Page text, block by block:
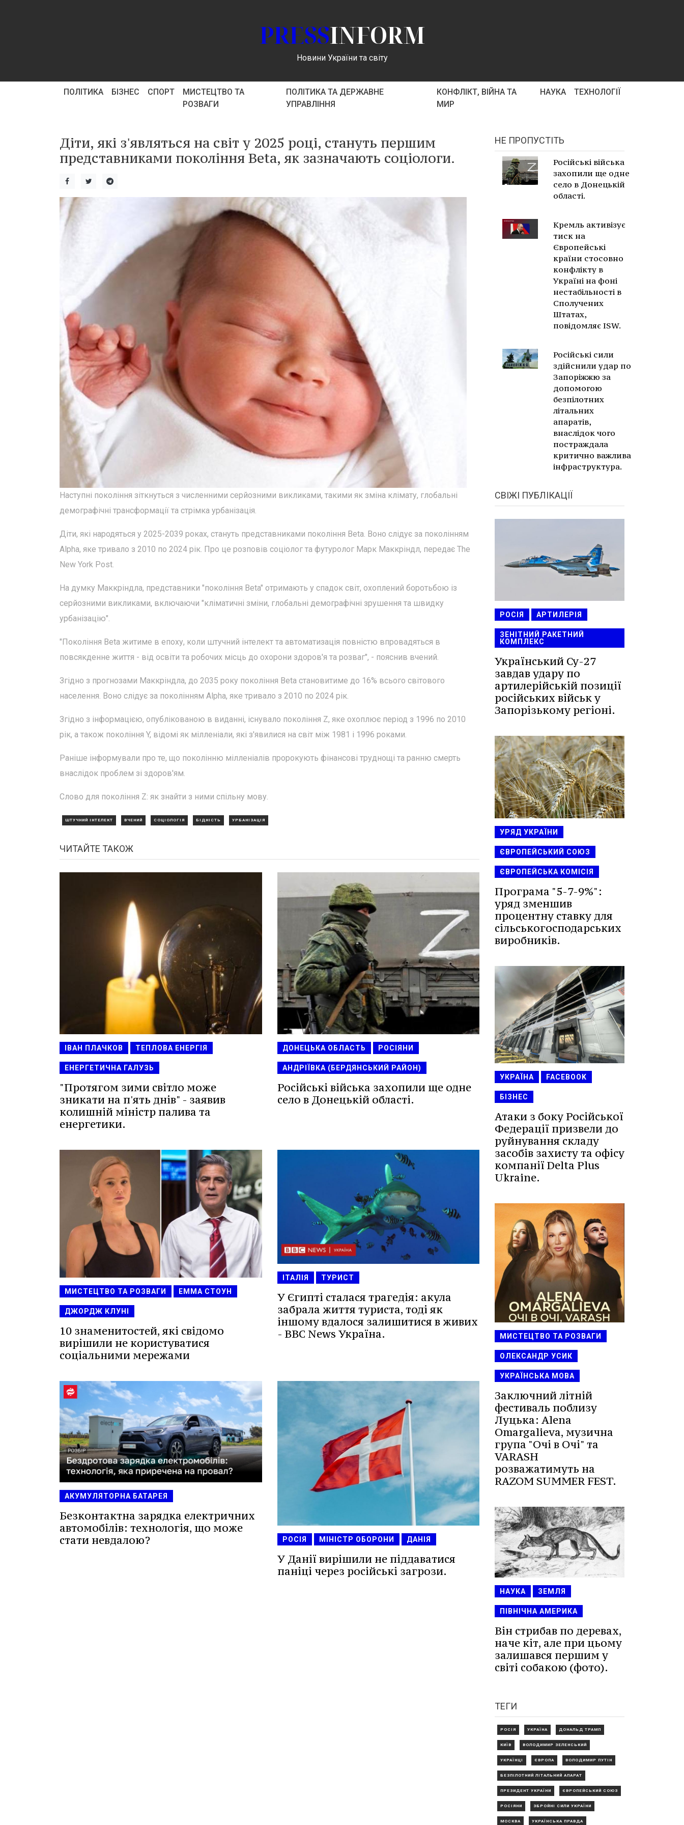
PRESSINFORM
Новини України та світу
ПОЛІТИКА БІЗНЕС СПОРТ
МИСТЕЦТВО ТА
РОЗВАГИ
ПОЛІТИКА ТА ДЕРЖАВНЕ
УПРАВЛІННЯ
КОНФЛІКТ, ВІЙНА ТА
МИР
НАУКА ТЕХНОЛОГІЇ
Діти, які з'являться на світ у 2025 році, стануть першим
представниками покоління Beta, як зазначають соціологи.
Наступні покоління зіткнуться з численними серйозними викликами, такими як зміна клімату, глобальні
демографічні трансформації та стрімка урбанізація.
Діти, які народяться у 2025-2039 роках, стануть представниками покоління Beta. Воно слідує за поколінням
Alpha, яке тривало з 2010 по 2024 рік. Про це розповів соціолог та футуролог Марк Маккріндл, передає The
New York Post.
На думку Маккріндла, представники "покоління Beta" отримають у спадок світ, охоплений боротьбою із
серйозними викликами, включаючи "кліматичні зміни, глобальні демографічні зрушення та швидку
урбанізацію".
"Покоління Beta житиме в епоху, коли штучний інтелект та автоматизація повністю впровадяться в
повсякденне життя - від освіти та робочих місць до охорони здоров'я та розваг", - пояснив вчений.
Згідно з прогнозами Маккріндла, до 2035 року покоління Beta становитиме до 16% всього світового
населення. Воно слідує за поколінням Alpha, яке тривало з 2010 по 2024 рік.
Згідно з інформацією, опублікованою в виданні, існувало покоління Z, яке охоплює період з 1996 по 2010
рік, а також покоління Y, відомі як мілленіали, які з'явилися на світ між 1981 і 1996 роками.
Раніше інформували про те, що поколінню мілленіалів пророкують фінансові труднощі та ранню смерть
внаслідок проблем зі здоров'ям.
Слово для покоління Z: як знайти з ними спільну мову.
ШТУЧНИЙ ІНТЕЛЕКТ ВЧЕНИЙ СОЦІОЛОГІЯ БІДНІСТЬ УРБАНІЗАЦІЯ
ЧИТАЙТЕ ТАКОЖ
ІВАН ПЛАЧКОВ ТЕПЛОВА ЕНЕРГІЯ
ЕНЕРГЕТИЧНА ГАЛУЗЬ
"Протягом зими світло може
зникати на п'ять днів" - заявив
колишній міністр палива та
енергетики.
ДОНЕЦЬКА ОБЛАСТЬ РОСІЯНИ
АНДРІЇВКА (БЕРДЯНСЬКИЙ РАЙОН)
Російські війська захопили ще одне
село в Донецькій області.
МИСТЕЦТВО ТА РОЗВАГИ ЕММА СТОУН
ДЖОРДЖ КЛУНІ
10 знаменитостей, які свідомо
вирішили не користуватися
соціальними мережами
ІТАЛІЯ ТУРИСТ
У Єгипті сталася трагедія: акула
забрала життя туриста, тоді як
іншому вдалося залишитися в живих
- BBC News Україна.
АКУМУЛЯТОРНА БАТАРЕЯ
Безконтактна зарядка електричних
автомобілів: технологія, що може
стати невдалою?
РОСІЯ МІНІСТР ОБОРОНИ ДАНІЯ
У Данії вирішили не піддаватися
паніці через російські загрози.
НЕ ПРОПУСТІТЬ
Російські війська
захопили ще одне
село в Донецькій
області.
Кремль активізує
тиск на
Європейські
країни стосовно
конфлікту в
Україні на фоні
нестабільності в
Сполучених
Штатах,
повідомляє ISW.
Російські сили
здійснили удар по
Запоріжжю за
допомогою
безпілотних
літальних
апаратів,
внаслідок чого
постраждала
критично важлива
інфраструктура.
СВІЖІ ПУБЛІКАЦІЇ
РОСІЯ АРТИЛЕРІЯ
ЗЕНІТНИЙ РАКЕТНИЙ
КОМПЛЕКС
Український Су-27
завдав удару по
артилерійській позиції
російських військ у
Запорізькому регіоні.
УРЯД УКРАЇНИ
ЄВРОПЕЙСЬКИЙ СОЮЗ
ЄВРОПЕЙСЬКА КОМІСІЯ
Програма "5-7-9%":
уряд зменшив
процентну ставку для
сільськогосподарських
виробників.
УКРАЇНА FACEBOOK
БІЗНЕС
Атаки з боку Російської
Федерації призвели до
руйнування складу
засобів захисту та офісу
компанії Delta Plus
Ukraine.
МИСТЕЦТВО ТА РОЗВАГИ
ОЛЕКСАНДР УСИК
УКРАЇНСЬКА МОВА
Заключний літній
фестиваль поблизу
Луцька: Alena
Omargalieva, музична
група "Очі в Очі" та
VARASH
розважатимуть на
RAZOM SUMMER FEST.
НАУКА ЗЕМЛЯ
ПІВНІЧНА АМЕРИКА
Він стрибав по деревах,
наче кіт, але при цьому
залишався першим у
світі собакою (фото).
ТЕГИ
РОСІЯ УКРАЇНА ДОНАЛЬД ТРАМП
КИЇВ ВОЛОДИМИР ЗЕЛЕНСЬКИЙ
УКРАЇНЦІ ЄВРОПА ВОЛОДИМИР ПУТІН
БЕЗПІЛОТНИЙ ЛІТАЛЬНИЙ АПАРАТ
ПРЕЗИДЕНТ УКРАЇНИ ЄВРОПЕЙСЬКИЙ СОЮЗ
РОСІЯНИ ЗБРОЙНІ СИЛИ УКРАЇНИ
МОСКВА УКРАЇНСЬКА ПРАВДА